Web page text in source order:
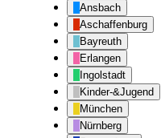
Ansbach
Aschaffenburg
Bayreuth
Erlangen
Ingolstadt
Kinder-&Jugend
München
Nürnberg